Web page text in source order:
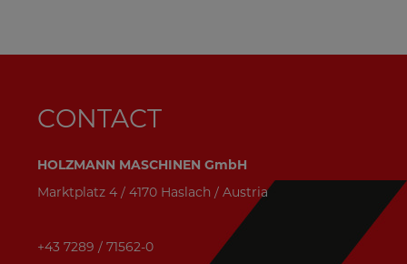
CONTACT
HOLZMANN MASCHINEN GmbH
Marktplatz 4 / 4170 Haslach / Austria
+43 7289 / 71562-0